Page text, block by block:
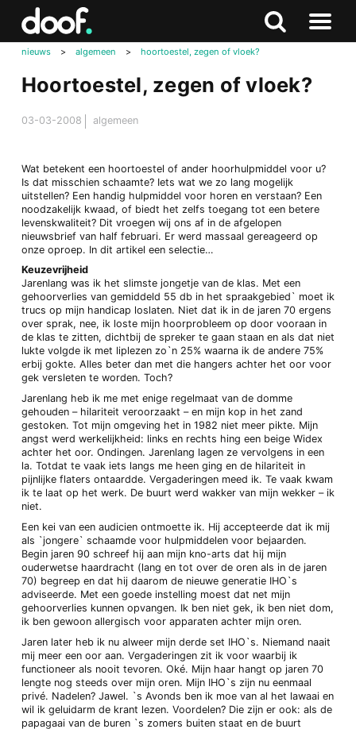
Zoeken
Naar
nieuws > algemeen > hoortoestel, zegen of vloek?
Hoortoestel, zegen of vloek?
03-03-2008 algemeen
Wat betekent een hoortoestel of ander hoorhulpmiddel voor u?
Is dat misschien schaamte? Iets wat we zo lang mogelijk
uitstellen? Een handig hulpmiddel voor horen en verstaan? Een
noodzakelijk kwaad, of biedt het zelfs toegang tot een betere
levenskwaliteit? Dit vroegen wij ons af in de afgelopen
nieuwsbrief van half februari. Er werd massaal gereageerd op
onze oproep. In dit artikel een selectie…
Keuzevrijheid
Jarenlang was ik het slimste jongetje van de klas. Met een
gehoorverlies van gemiddeld 55 db in het spraakgebied` moet ik
trucs op mijn handicap loslaten. Niet dat ik in de jaren 70 ergens
over sprak, nee, ik loste mijn hoorprobleem op door vooraan in
de klas te zitten, dichtbij de spreker te gaan staan en als dat niet
lukte volgde ik met liplezen zo`n 25% waarna ik de andere 75%
erbij gokte. Alles beter dan met die hangers achter het oor voor
gek versleten te worden. Toch?
Jarenlang heb ik me met enige regelmaat van de domme
gehouden – hilariteit veroorzaakt – en mijn kop in het zand
gestoken. Tot mijn omgeving het in 1982 niet meer pikte. Mijn
angst werd werkelijkheid: links en rechts hing een beige Widex
achter het oor. Ondingen. Jarenlang lagen ze vervolgens in een
la. Totdat te vaak iets langs me heen ging en de hilariteit in
pijnlijke flaters ontaardde. Vergaderingen meed ik. Te vaak kwam
ik te laat op het werk. De buurt werd wakker van mijn wekker – ik
niet.
Een kei van een audicien ontmoette ik. Hij accepteerde dat ik mij
als `jongere` schaamde voor hulpmiddelen voor bejaarden.
Begin jaren 90 schreef hij aan mijn kno-arts dat hij mijn
ouderwetse haardracht (lang en tot over de oren als in de jaren
70) begreep en dat hij daarom de nieuwe generatie IHO`s
adviseerde. Met een goede instelling moest dat net mijn
gehoorverlies kunnen opvangen. Ik ben niet gek, ik ben niet dom,
ik ben gewoon allergisch voor apparaten achter mijn oren.
Jaren later heb ik nu alweer mijn derde set IHO`s. Niemand naait
mij meer een oor aan. Vergaderingen zit ik voor waarbij ik
functioneer als nooit tevoren. Oké. Mijn haar hangt op jaren 70
lengte nog steeds over mijn oren. Mijn IHO`s zijn nu eenmaal
privé. Nadelen? Jawel. `s Avonds ben ik moe van al het lawaai en
wil ik geluidarm de krant lezen. Voordelen? Die zijn er ook: als de
papagaai van de buren `s zomers buiten staat en de buurt
Doof.nl
Zoeken